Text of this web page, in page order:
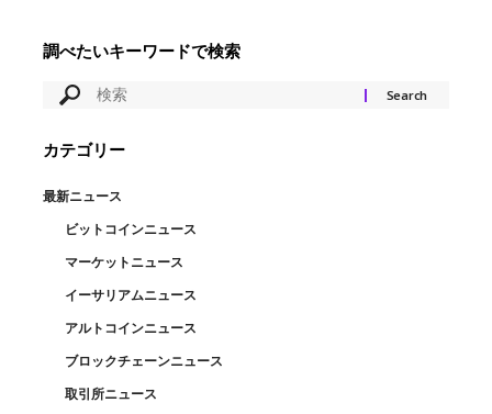
調べたいキーワードで検索
カテゴリー
最新ニュース
ビットコインニュース
マーケットニュース
イーサリアムニュース
アルトコインニュース
ブロックチェーンニュース
取引所ニュース